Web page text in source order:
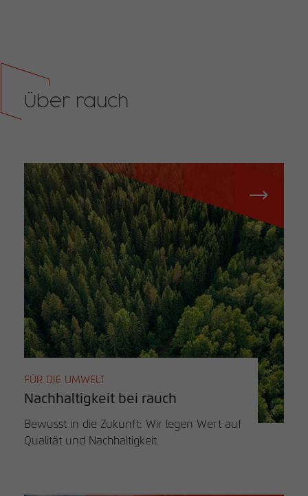
Über rauch
FÜR DIE UMWELT
Nachhaltigkeit bei rauch
Bewusst in die Zukunft: Wir legen Wert auf
Qualität und Nachhaltigkeit.